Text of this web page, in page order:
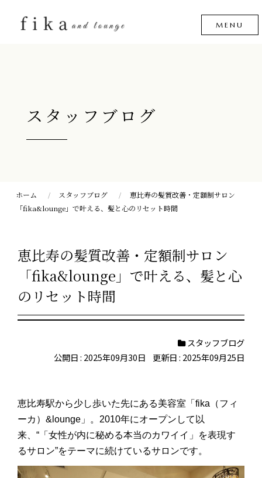
スタッフブログ
ホーム スタッフブログ
恵比寿の髪質改善・定額制サロン
「fika&lounge」で叶える、髪と心のリセット時間
恵比寿の髪質改善・定額制サロン
「fika&lounge」で叶える、髪と心
のリセット時間
スタッフブログ
公開日 : 2025年09月30日
更新日 : 2025年09月25日
恵比寿駅から少し歩いた先にある美容室「fika（フィ
ーカ）&lounge」。2010年にオープンして以
来、“「女性が内に秘める本当のカワイイ」を表現す
るサロン”をテーマに続けているサロンです。